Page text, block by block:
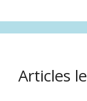
Articles